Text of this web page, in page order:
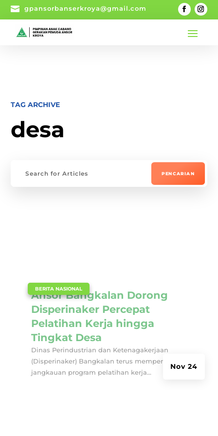
 gpansorbanserkroya@gmail.com
TAG ARCHIVE
desa
Ansor Bangkalan Dorong
Disperinaker Percepat
Pelatihan Kerja hingga
Tingkat Desa
Nov 24
BERITA NASIONAL
Dinas Perindustrian dan Ketenagakerjaan
(Disperinaker) Bangkalan terus memperluas
jangkauan program pelatihan kerja...